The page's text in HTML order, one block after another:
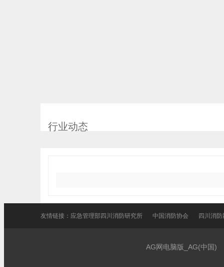
行业动态
友情链接： 应急管理部四川消防研究所 中国消防协会 四川消防
AG网电脑版_AG(中国)